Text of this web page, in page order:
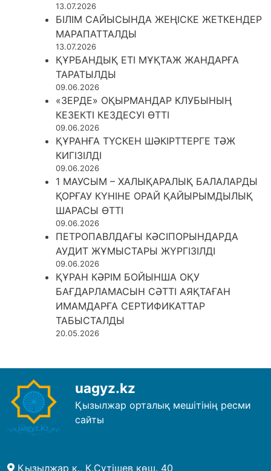
13.07.2026
БІЛІМ САЙЫСЫНДА ЖЕҢІСКЕ ЖЕТКЕНДЕР
МАРАПАТТАЛДЫ
13.07.2026
ҚҰРБАНДЫҚ ЕТІ МҰҚТАЖ ЖАНДАРҒА
ТАРАТЫЛДЫ
09.06.2026
«ЗЕРДЕ» ОҚЫРМАНДАР КЛУБЫНЫҢ
КЕЗЕКТІ КЕЗДЕСУІ ӨТТІ
09.06.2026
ҚҰРАНҒА ТҮСКЕН ШӘКІРТТЕРГЕ ТӘЖ
КИГІЗІЛДІ
09.06.2026
1 МАУСЫМ – ХАЛЫҚАРАЛЫҚ БАЛАЛАРДЫ
ҚОРҒАУ КҮНІНЕ ОРАЙ ҚАЙЫРЫМДЫЛЫҚ
ШАРАСЫ ӨТТІ
09.06.2026
ПЕТРОПАВЛДАҒЫ КӘСІПОРЫНДАРДА
АУДИТ ЖҰМЫСТАРЫ ЖҮРГІЗІЛДІ
09.06.2026
ҚҰРАН КӘРІМ БОЙЫНША ОҚУ
БАҒДАРЛАМАСЫН СӘТТІ АЯҚТАҒАН
ИМАМДАРҒА СЕРТИФИКАТТАР
ТАБЫСТАЛДЫ
20.05.2026
uagyz.kz
Қызылжар орталық мешітінің ресми
сайты
Қызылжар қ., К.Сүтішев көш. 40